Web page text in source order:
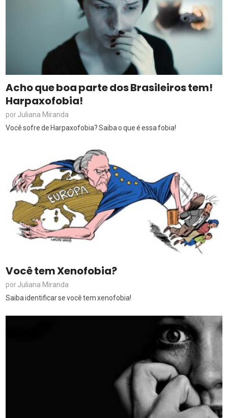
Acho que boa parte dos Brasileiros tem!
Harpaxofobia!
porJuliana Miranda
Você sofre de Harpaxofobia? Saiba o que é essa fobia!
Você tem Xenofobia?
porJuliana Miranda
Saiba identificar se você tem xenofobia!